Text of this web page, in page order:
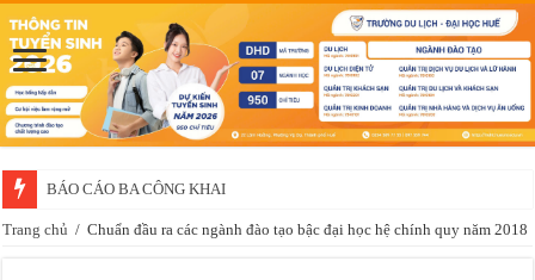
Thông báo về việc xét chọn sinh viên đề nghị nhận học bổng của doanh
Trang chủ / Chuẩn đầu ra các ngành đào tạo bậc đại học hệ chính quy năm 2018